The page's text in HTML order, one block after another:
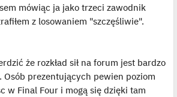
mówiąc ja jako trzeci zawodnik
z losowaniem "szczęśliwie".
że rozkład sił na forum jest bardzo
prezentujących pewien poziom
w Final Four i mogą się dzięki tam